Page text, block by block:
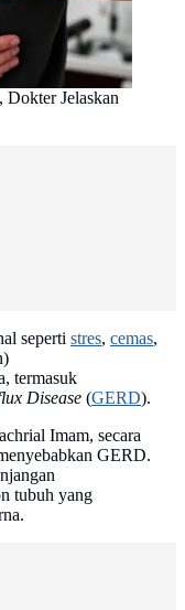
Jelaskan
seperti stres, cemas,
termasuk
Disease (GERD).
Imam, secara
GERD.
tubuh yang